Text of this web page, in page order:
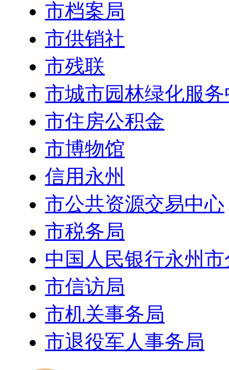
市档案局
市供销社
市残联
市城市园林绿化服
市住房公积金
市博物馆
信用永州
市公共资源交易中心
市税务局
中国人民银行永州
市信访局
市机关事务局
市退役军人事务局